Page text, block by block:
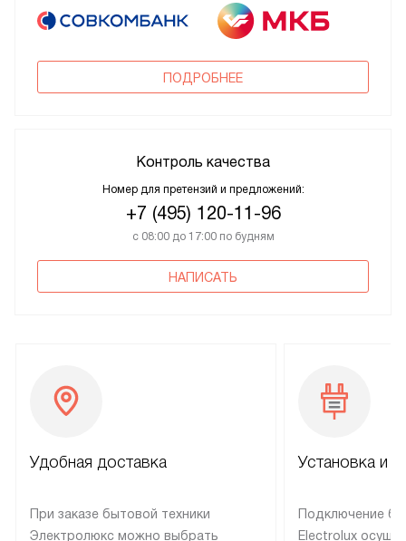
ПОДРОБНЕЕ
Контроль качества
Номер для претензий и предложений:
+7 (495) 120-11-96
с 08:00 до 17:00 по будням
НАПИСАТЬ
Удобная доставка
При заказе бытовой техники
Электролюкс можно выбрать
Установка и
Подключение
Electrolux